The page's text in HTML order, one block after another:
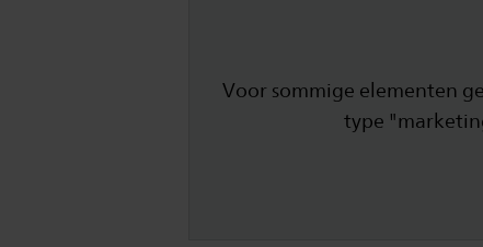
Voor sommige elementen
type